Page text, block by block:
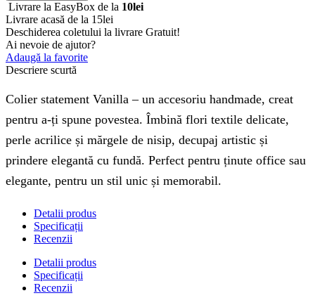
Livrare la EasyBox de la 10lei
Livrare acasă de la 15lei
Deschiderea coletului la livrare Gratuit!
Ai nevoie de ajutor?
Adaugă la favorite
Descriere scurtă
Colier statement Vanilla – un accesoriu handmade, creat
pentru a-ți spune povestea. Îmbină flori textile delicate,
perle acrilice și mărgele de nisip, decupaj artistic și
prindere elegantă cu fundă. Perfect pentru ținute office sau
elegante, pentru un stil unic și memorabil.
Detalii produs
Specificații
Recenzii
Detalii produs
Specificații
Recenzii